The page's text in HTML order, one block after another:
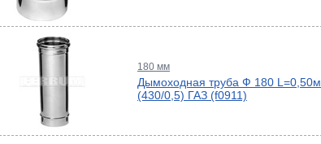
180 мм
Дымоходная труба Ф 180 L=0,50м
(430/0,5) ГАЗ (f0911)